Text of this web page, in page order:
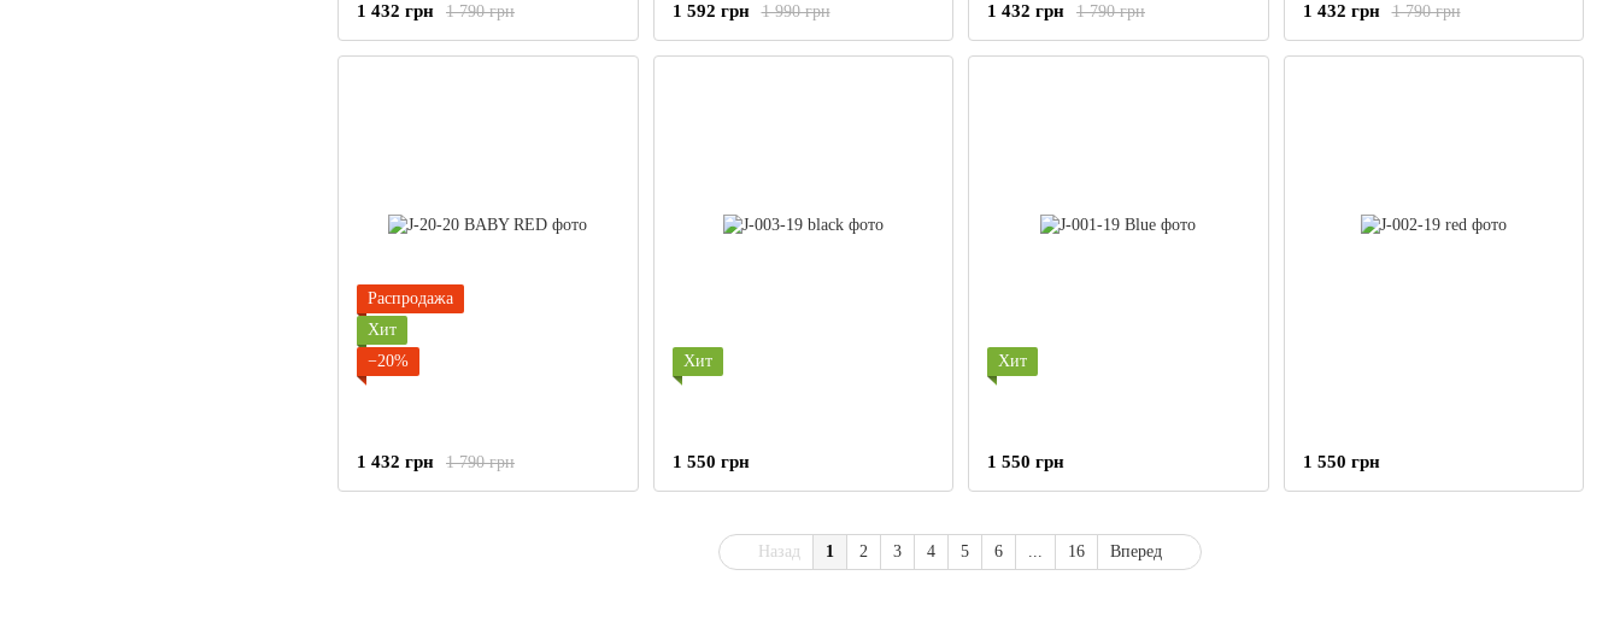
1 790 грн
1 432 грн 1 990 грн
1 592 грн 1 790 грн
1 432 грн 1 790 грн
1 432 грн
Распродажа
Хит
−20%
1 790 грн
1 432 грн
Хит
1 550 грн
Хит
1 550 грн 1 550 грн
Назад 1 2 3 4 5 6 ... 16 Вперед